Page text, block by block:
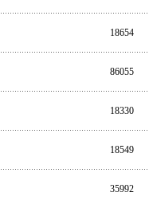
18654
86055
18330
18549
35992